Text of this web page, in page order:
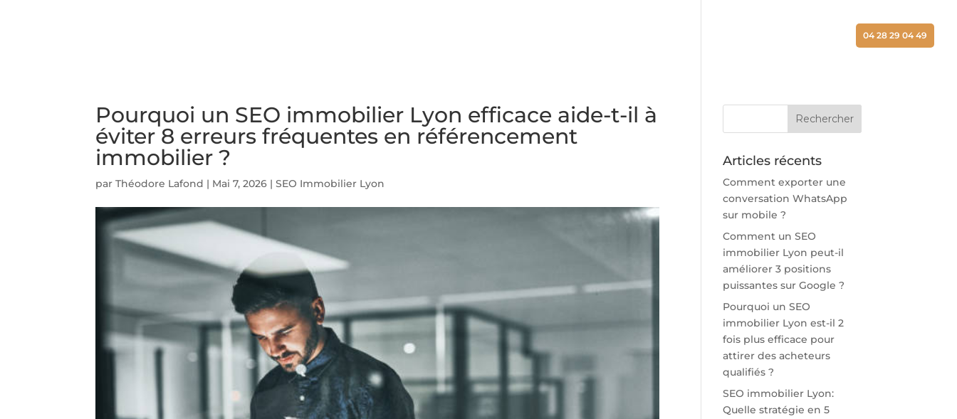
04 28 29 04 49
Pourquoi un SEO immobilier Lyon efficace aide-t-il à
éviter 8 erreurs fréquentes en référencement
immobilier ?
parThéodore Lafond | Mai 7, 2026 |SEO Immobilier Lyon
Articles récents
Comment exporter une
conversation WhatsApp
sur mobile ?
Comment un SEO
immobilier Lyon peut-il
améliorer 3 positions
puissantes sur Google ?
Pourquoi un SEO
immobilier Lyon est-il 2
fois plus efficace pour
attirer des acheteurs
qualifiés ?
SEO immobilier Lyon:
Quelle stratégie en 5